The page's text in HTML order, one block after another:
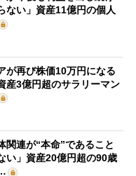
ない」資産11億円の個人
が再び株価10万円になる
産3億円超のサラリーマン
関連が“本命”であること
い」資産20億円超の90歳